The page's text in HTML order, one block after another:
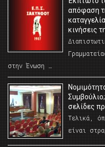
απόφαση
κινήσεις
στην Ένωση …
σελίδες
Τελικά,
είναι